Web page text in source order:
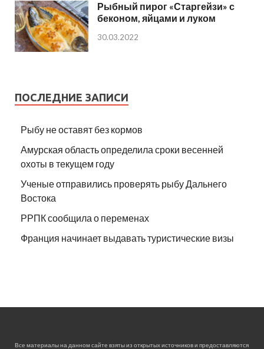
Рыбный пирог «Старгейзи» с
беконом, яйцами и луком
30.03.2022
ПОСЛЕДНИЕ ЗАПИСИ
Рыбу не оставят без кормов
Амурская область определила сроки весенней
охоты в текущем году
Ученые отправились проверять рыбу Дальнего
Востока
РРПК сообщила о переменах
Франция начинает выдавать туристические визы
Все материалы на данном сайте взяты из открытых источников и предоставляются